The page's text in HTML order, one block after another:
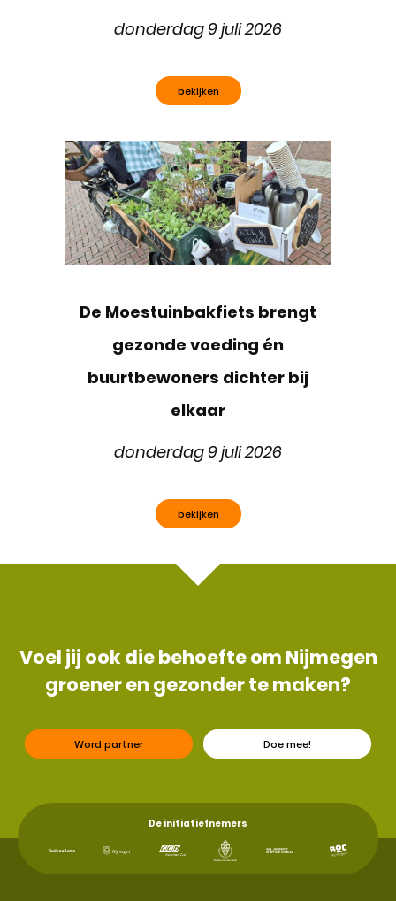
donderdag 9 juli 2026
bekijken
De Moestuinbakfiets brengt
gezonde voeding én
buurtbewoners dichter bij
elkaar
donderdag 9 juli 2026
bekijken
Voel jij ook die behoefte om Nijmegen
groener en gezonder te maken?
Word partner Doe mee!
De initiatiefnemers